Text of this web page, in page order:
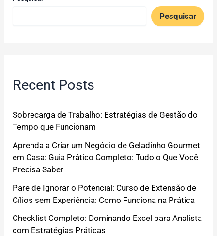
Pesquisar
Recent Posts
Sobrecarga de Trabalho: Estratégias de Gestão do
Tempo que Funcionam
Aprenda a Criar um Negócio de Geladinho Gourmet
em Casa: Guia Prático Completo: Tudo o Que Você
Precisa Saber
Pare de Ignorar o Potencial: Curso de Extensão de
Cílios sem Experiência: Como Funciona na Prática
Checklist Completo: Dominando Excel para Analista
com Estratégias Práticas